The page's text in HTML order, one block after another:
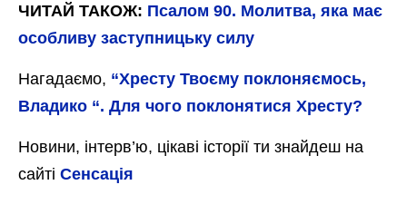
ЧИТАЙ ТАКОЖ: Псалом 90. Молитва, яка має
особливу заступницьку силу
Нагадаємо, “Хресту Твоєму поклоняємось,
Владико “. Для чого поклонятися Хресту?
Новини, інтерв’ю, цікаві історії ти знайдеш на
сайті Сенсація